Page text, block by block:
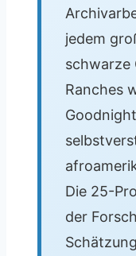
jedem
schwarze
Ranches
Die 25-
der